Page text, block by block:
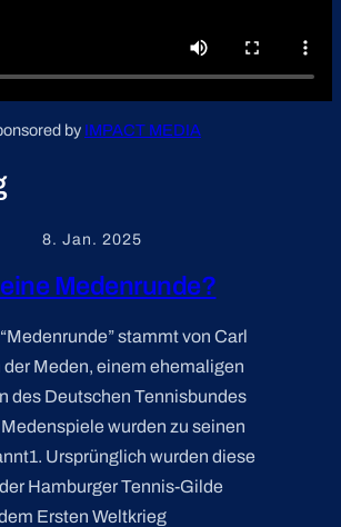
by IMPACT MEDIA
8. Jan. 2025
Medenrunde?
stammt von Carl
der Meden, einem ehemaligen
des Deutschen Tennisbundes
wurden zu seinen
Ursprünglich wurden diese
Hamburger Tennis-Gilde
Ersten Weltkrieg